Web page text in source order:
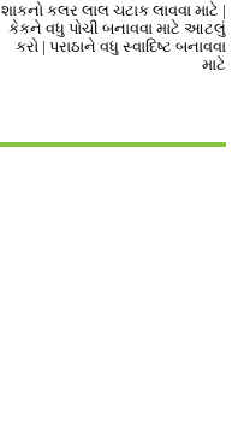
શાકનો કલર લાલ ચટાક લાવવા માટે |
કેકને વધુ પોચી બનાવવા માટે આટલું
કરો | પરાઠાને વધુ સ્વાદિષ્ટ બનાવવા
માટે